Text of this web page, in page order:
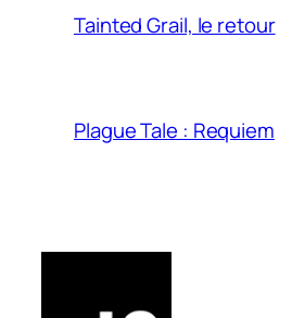
Tainted Grail, le retour
Plague Tale : Requiem